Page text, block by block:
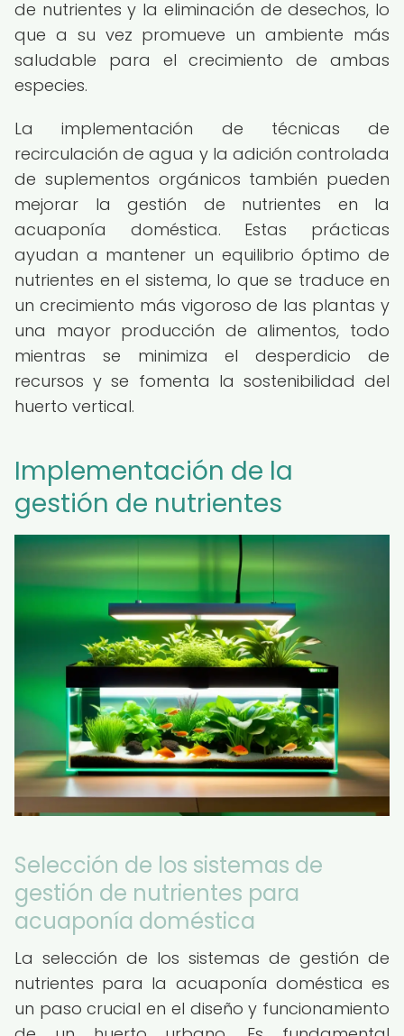
de nutrientes y la eliminación de desechos, lo
que a su vez promueve un ambiente más
saludable para el crecimiento de ambas
especies.
La implementación de técnicas de
recirculación de agua y la adición controlada
de suplementos orgánicos también pueden
mejorar la gestión de nutrientes en la
acuaponía doméstica. Estas prácticas
ayudan a mantener un equilibrio óptimo de
nutrientes en el sistema, lo que se traduce en
un crecimiento más vigoroso de las plantas y
una mayor producción de alimentos, todo
mientras se minimiza el desperdicio de
recursos y se fomenta la sostenibilidad del
huerto vertical.
Implementación de la
gestión de nutrientes
Selección de los sistemas de
gestión de nutrientes para
acuaponía doméstica
La selección de los sistemas de gestión de
nutrientes para la acuaponía doméstica es
un paso crucial en el diseño y funcionamiento